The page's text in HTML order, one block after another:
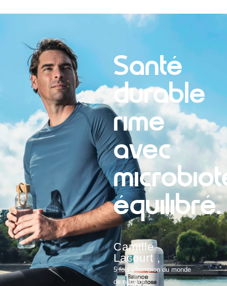
Santé
durable
rime
avec
équilibré.
Camille
Lacourt ,
5 fois champion du monde
de natation.